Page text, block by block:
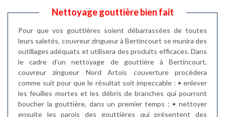
Nettoyage gouttière bien fait
Pour que vos gouttières soient débarrassées de toutes
leurs saletés, couvreur zingueur à Bertincourt se munira des
outillages adéquats et utilisera des produits efficaces. Dans
le cadre d’un nettoyage de gouttière à Bertincourt,
couvreur zingueur Nord Artois couverture procèdera
comme suit pour que le résultat soit impeccable : • enlever
les feuilles mortes et les débris de branches qui pourront
boucher la gouttière, dans un premier temps ; • nettoyer
ensuite les parois des gouttières qui présentent des